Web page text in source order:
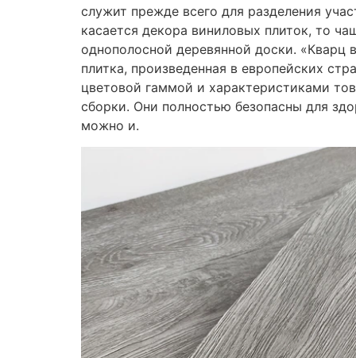
служит прежде всего для разделения
касается декора виниловых плиток, то
однополосной деревянной доски. «Кварц
плитка, произведенная в европейских
цветовой гаммой и характеристиками
сборки. Они полностью безопасны для
можно и.